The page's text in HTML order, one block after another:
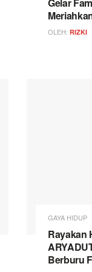
OLEH: RIZKI
GAYA HIDUP
Rayakan
Berburu